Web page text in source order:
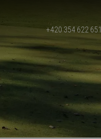
+420 354 622 651